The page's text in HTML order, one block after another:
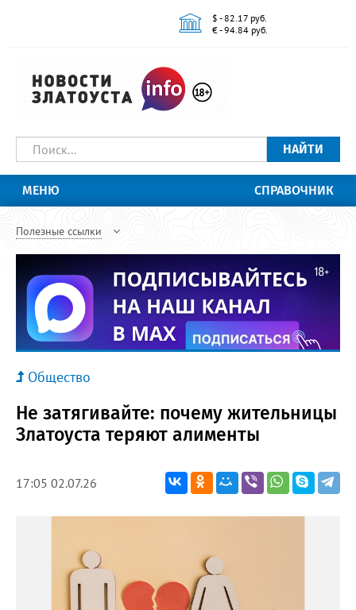
$ - 82.17 руб.
€ - 94.84 руб.
НАЙТИ
МЕНЮ СПРАВОЧНИК
Полезные ссылки
Общество
Не затягивайте: почему жительницы
Златоуста теряют алименты
17:05 02.07.26